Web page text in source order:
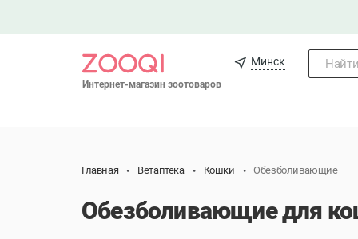
Интернет-магазин зоотоваров
Минск
Главная Ветаптека Кошки Обезболивающие
Обезболивающие для